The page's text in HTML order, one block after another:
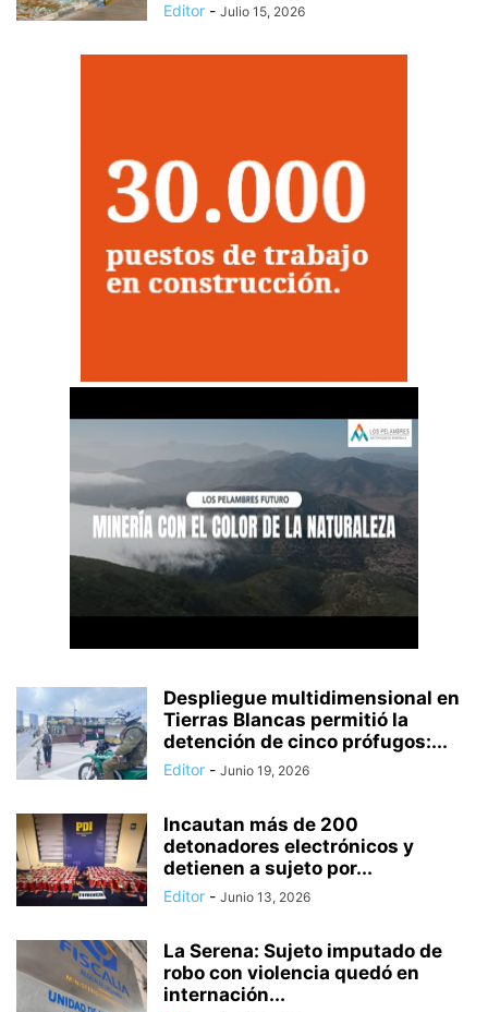
Editor - Julio 15, 2026
Despliegue multidimensional en
Tierras Blancas permitió la
detención de cinco prófugos:...
Editor - Junio 19, 2026
Incautan más de 200
detonadores electrónicos y
detienen a sujeto por...
Editor - Junio 13, 2026
La Serena: Sujeto imputado de
robo con violencia quedó en
internación...